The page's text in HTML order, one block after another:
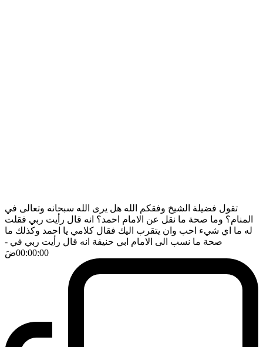
تقول فضيلة الشيخ وفقكم الله هل يرى الله سبحانه وتعالى في
المنام؟ وما صحة ما نقل عن الامام احمد؟ انه قال رأيت ربي فقلت
له ما اي شيء احب وان يتقرب اليك فقال كلامي يا احمد وكذلك ما
صحة ما نسب الى الامام ابي حنيفة انه قال رأيت ربي في -
00:00:00ضَ